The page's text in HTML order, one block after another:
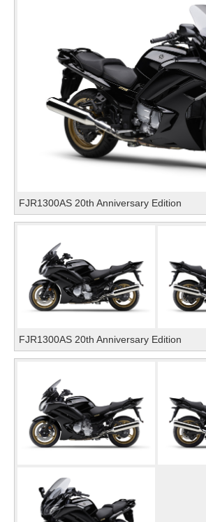
FJR1300AS 20th Anniversary Edition
FJR1300AS 20th Anniversary Edition